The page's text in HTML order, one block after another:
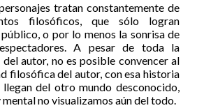
tratan constantemente de
filosóficos, que sólo logran
o por lo menos la sonrisa de
A pesar de toda la
autor, no es posible convencer al
filosófica del autor, con esa historia
del otro mundo desconocido,
no visualizamos aún del todo.